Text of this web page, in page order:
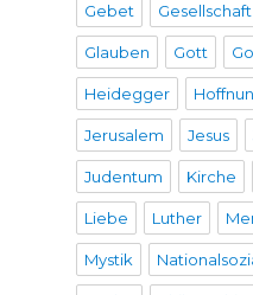
Gebet Gesellschaft
Glauben Gott
Heidegger
Jerusalem Jesus
Judentum Kirche
Liebe Luther
Mystik